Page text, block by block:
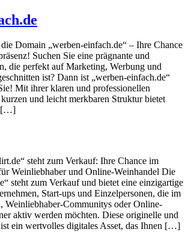
Domain „werben-einfach.de“ – Ihre Chance
Suchen Sie eine prägnante und
die perfekt auf Marketing, Werbung und
ist? Dann ist „werben-einfach.de“
Mit ihrer klaren und professionellen
und leicht merkbaren Struktur bietet
[…]
steht zum Verkauf: Ihre Chance im
Weinliebhaber und Online-Weinhandel Die
steht zum Verkauf und bietet eine einzigartige
Start-ups und Einzelpersonen, die im
Weinliebhaber-Communitys oder Online-
aktiv werden möchten. Diese originelle und
ein wertvolles digitales Asset, das Ihnen […]